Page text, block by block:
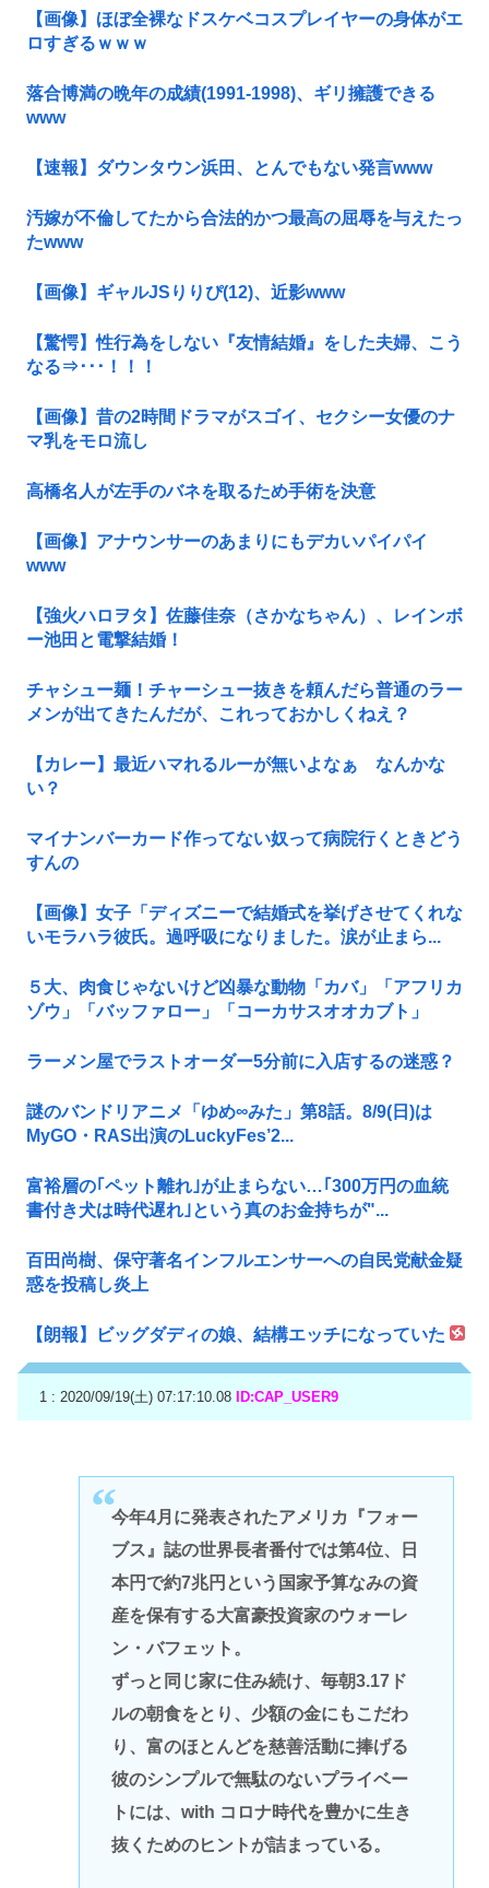
【画像】ほぼ全裸なドスケベコスプレイヤーの身体がエ
ロすぎるｗｗｗ
落合博満の晩年の成績(1991-1998)、ギリ擁護できる
www
【速報】ダウンタウン浜田、とんでもない発言www
汚嫁が不倫してたから合法的かつ最高の屈辱を与えたっ
たwww
【画像】ギャルJSりりぴ(12)、近影www
【驚愕】性行為をしない『友情結婚』をした夫婦、こう
なる⇒･･･！！！
【画像】昔の2時間ドラマがスゴイ、セクシー女優のナ
マ乳をモロ流し
高橋名人が左手のバネを取るため手術を決意
【画像】アナウンサーのあまりにもデカいパイパイ
www
【強火ハロヲタ】佐藤佳奈（さかなちゃん）、レインボ
ー池田と電撃結婚！
チャシュー麺！チャーシュー抜きを頼んだら普通のラー
メンが出てきたんだが、これっておかしくねえ？
【カレー】最近ハマれるルーが無いよなぁ なんかな
い？
マイナンバーカード作ってない奴って病院行くときどう
すんの
【画像】女子「ディズニーで結婚式を挙げさせてくれな
いモラハラ彼氏。過呼吸になりました。涙が止まら...
５大、肉食じゃないけど凶暴な動物「カバ」「アフリカ
ゾウ」「バッファロー」「コーカサスオオカブト」
ラーメン屋でラストオーダー5分前に入店するの迷惑？
謎のバンドリアニメ「ゆめ∞みた」第8話。8/9(日)は
MyGO・RAS出演のLuckyFes’2...
富裕層の｢ペット離れ｣が止まらない…｢300万円の血統
書付き犬は時代遅れ｣という真のお金持ちが"...
百田尚樹、保守著名インフルエンサーへの自民党献金疑
惑を投稿し炎上
【朗報】ビッグダディの娘、結構エッチになっていた
1 : 2020/09/19(土) 07:17:10.08 ID:CAP_USER9
今年4月に発表されたアメリカ『フォー
ブス』誌の世界長者番付では第4位、日
本円で約7兆円という国家予算なみの資
産を保有する大富豪投資家のウォーレ
ン・バフェット。
ずっと同じ家に住み続け、毎朝3.17ド
ルの朝食をとり、少額の金にもこだわ
り、富のほとんどを慈善活動に捧げる
彼のシンプルで無駄のないプライベー
トには、with コロナ時代を豊かに生き
抜くためのヒントが詰まっている。